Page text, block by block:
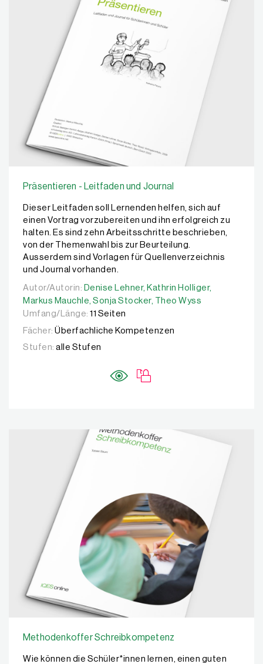
Präsentieren - Leitfaden und Journal
Dieser Leitfaden soll Lernenden helfen, sich auf
einen Vortrag vorzubereiten und ihn erfolgreich zu
halten. Es sind zehn Arbeitsschritte beschrieben,
von der Themenwahl bis zur Beurteilung.
Ausserdem sind Vorlagen für Quellenverzeichnis
und Journal vorhanden.
Autor/Autorin: Denise Lehner, Kathrin Holliger,
Autor/Autorin: Denise Lehner, Kathrin Holliger,
Markus Mauchle, Sonja Stocker,
Theo Wyss
Umfang/Länge: 11 Seiten
Fächer: Überfachliche Kompetenzen
Stufen: alle Stufen
Methodenkoffer Schreibkompetenz
Wie können die Schüler*innen lernen, einen guten